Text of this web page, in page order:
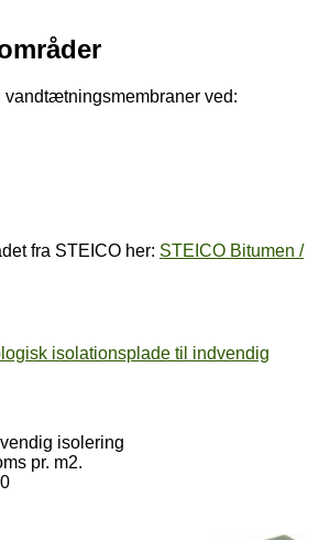
vandtætningsmembraner ved:
fra STEICO her: STEICO Bitumen /
isolering
pr. m2.
Prisinterval: